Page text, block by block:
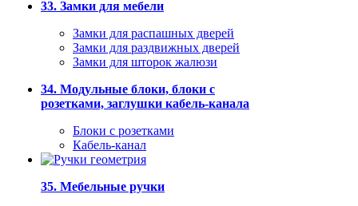
33. Замки для мебели
Замки для распашных дверей
Замки для раздвижных дверей
Замки для шторок жалюзи
34. Модульные блоки, блоки с
розетками, заглушки кабель-канала
Блоки с розетками
Кабель-канал
35. Мебельные ручки